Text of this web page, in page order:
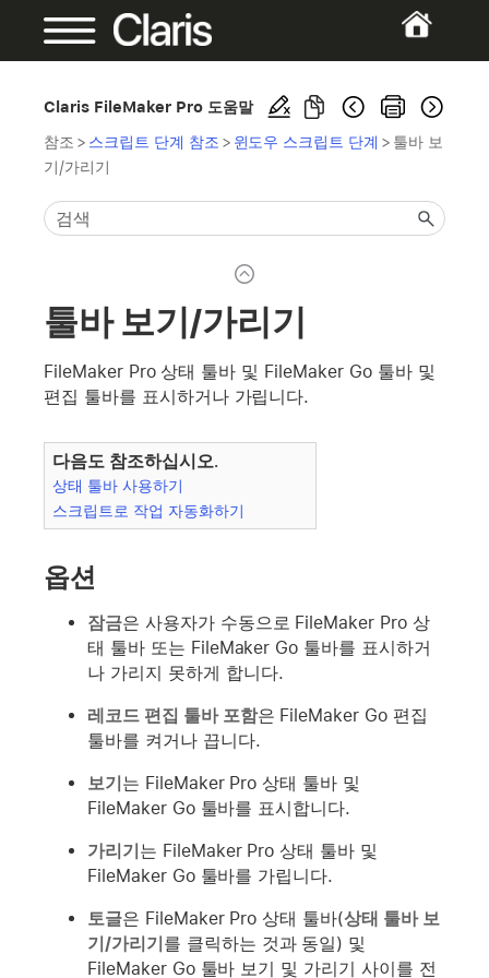
Claris FileMaker Pro 도움말
참조 > 스크립트 단계 참조 > 윈도우 스크립트 단계 > 툴바 보
기/가리기
툴바 보기/가리기
FileMaker Pro 상태 툴바 및 FileMaker Go 툴바 및
편집 툴바를 표시하거나 가립니다.
다음도 참조하십시오.
상태 툴바 사용하기
스크립트로 작업 자동화하기
옵션
잠금은 사용자가 수동으로 FileMaker Pro 상
태 툴바 또는 FileMaker Go 툴바를 표시하거
나 가리지 못하게 합니다.
레코드 편집 툴바 포함은 FileMaker Go 편집
툴바를 켜거나 끕니다.
보기는 FileMaker Pro 상태 툴바 및
FileMaker Go 툴바를 표시합니다.
가리기는 FileMaker Pro 상태 툴바 및
FileMaker Go 툴바를 가립니다.
토글은 FileMaker Pro 상태 툴바(상태 툴바 보
기/가리기를 클릭하는 것과 동일) 및
FileMaker Go 툴바 보기 및 가리기 사이를 전